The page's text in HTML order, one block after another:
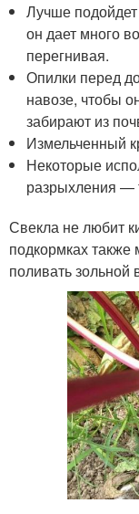
Лучше подойдет
он дает много
перегнивая.
Опилки перед
навозе, чтобы
забирают из
Измельченный
Некоторые
разрыхления —
Свекла не любит
подкормках
поливать зольной